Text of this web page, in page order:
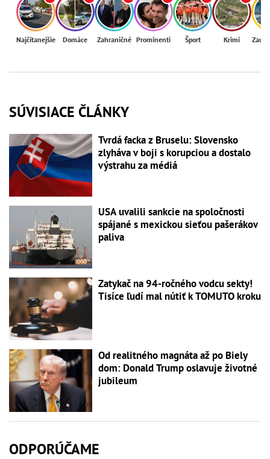
Najčítanejšie Domáce Zahraničné Prominenti Šport Krimi
SÚVISIACE ČLÁNKY
Tvrdá facka z Bruselu: Slovensko
zlyháva v boji s korupciou a dostalo
výstrahu za médiá
USA uvalili sankcie na spoločnosti
spájané s mexickou sieťou pašerákov
paliva
Zatykač na 94-ročného vodcu sekty!
Tisíce ľudí mal nútiť k TOMUTO kroku
Od realitného magnáta až po Biely
dom: Donald Trump oslavuje životné
jubileum
ODPORÚČAME